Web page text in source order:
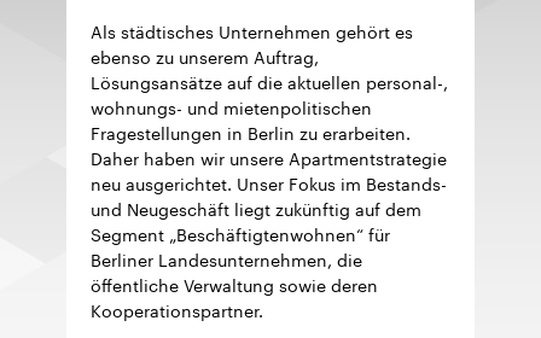
Als städtisches Unternehmen gehört es
ebenso zu unserem Auftrag,
Lösungsansätze auf die aktuellen personal-,
wohnungs- und mietenpolitischen
Fragestellungen in Berlin zu erarbeiten.
Daher haben wir unsere Apartmentstrategie
neu ausgerichtet. Unser Fokus im Bestands-
und Neugeschäft liegt zukünftig auf dem
Segment „Beschäftigtenwohnen“ für
Berliner Landesunternehmen, die
öffentliche Verwaltung sowie deren
Kooperationspartner.